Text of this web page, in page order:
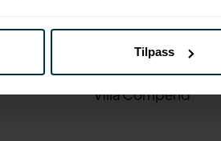
Tilpass
Villa Compend